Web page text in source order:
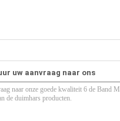
uw aanvraag naar ons